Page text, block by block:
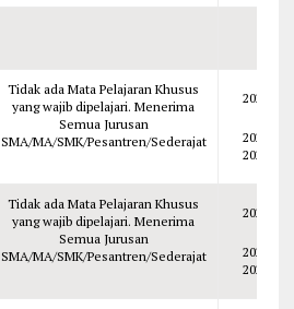
Tidak ada Mata Pelajaran Khusus
yang wajib dipelajari. Menerima
Semua Jurusan
SMA/MA/SMK/Pesantren/Sederajat
2026
2025
2024
Tidak ada Mata Pelajaran Khusus
yang wajib dipelajari. Menerima
Semua Jurusan
SMA/MA/SMK/Pesantren/Sederajat
2026
2025
2024